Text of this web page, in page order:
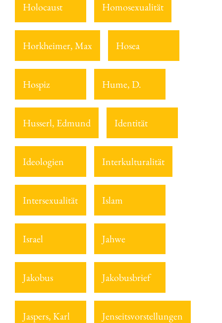
Holocaust Homosexualität
Horkheimer, Max Hosea
Hospiz Hume, D.
Husserl, Edmund Identität
Ideologien Interkulturalität
Intersexualität Islam
Israel Jahwe
Jakobus Jakobusbrief
Jaspers, Karl Jenseitsvorstellungen